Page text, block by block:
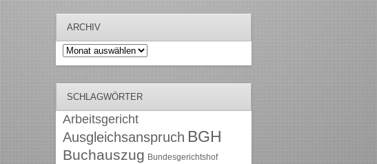
ARCHIV
Archiv
SCHLAGWÖRTER
Arbeitsgericht
Ausgleichsanspruch BGH
Buchauszug Bundesgerichtshof